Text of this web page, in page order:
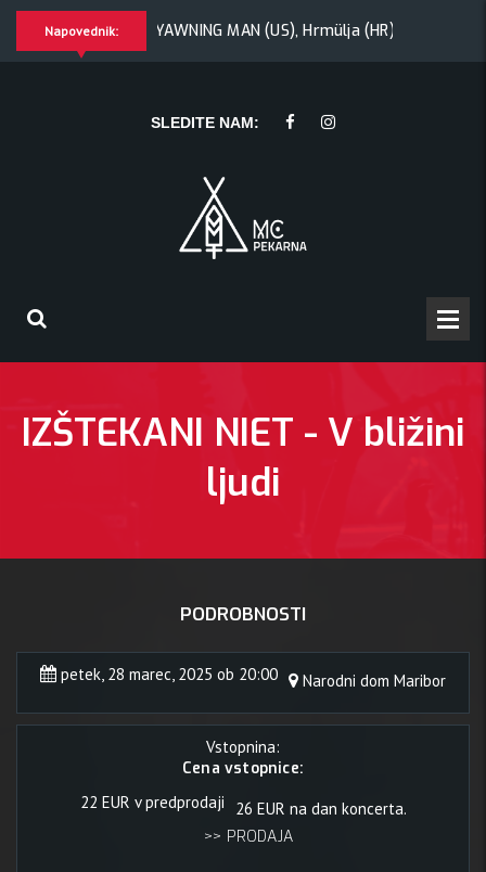
Napovednik:
+ Morywa
YAWNING MAN (US), Hrmülja (HR), A Gram trip
(HR), A Gram trip (HR)
SLEDITE NAM:
IZŠTEKANI NIET - V bližini
ljudi
PODROBNOSTI
petek, 28 marec, 2025 ob 20:00 Narodni dom Maribor
Vstopnina:
Cena vstopnice:
22 EUR v predprodaji
26 EUR na dan koncerta.
>> PRODAJA